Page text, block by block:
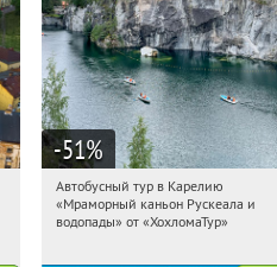
-51%
03:45:34 Купили:
Сенная площадь
Автобусный тур в Карелию
«Мраморный каньон Рускеала и
водопады» от «ХохломаТур»